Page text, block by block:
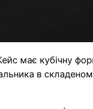
має кубічну
в